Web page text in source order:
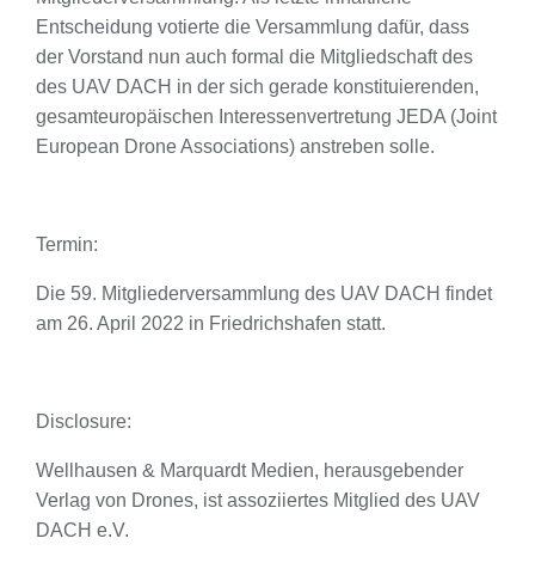
Entscheidung votierte die Versammlung dafür, dass
der Vorstand nun auch formal die Mitgliedschaft des
des UAV DACH in der sich gerade konstituierenden,
gesamteuropäischen Interessenvertretung JEDA (Joint
European Drone Associations) anstreben solle.
Termin:
Die 59. Mitgliederversammlung des UAV DACH findet
am 26. April 2022 in Friedrichshafen statt.
Disclosure:
Wellhausen & Marquardt Medien, herausgebender
Verlag von Drones, ist assoziiertes Mitglied des UAV
DACH e.V.